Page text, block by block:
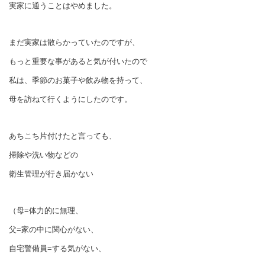
実家に通うことはやめました。
まだ実家は散らかっていたのですが、
もっと重要な事があると気が付いたので
私は、季節のお菓子や飲み物を持って、
母を訪ねて行くようにしたのです。
あちこち片付けたと言っても、
掃除や洗い物などの
衛生管理が行き届かない
（母=体力的に無理、
父=家の中に関心がない、
自宅警備員=する気がない、